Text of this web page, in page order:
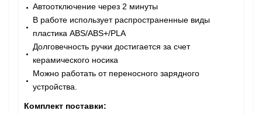
Автоотключение через 2 минуты
В работе использует распространенные виды
пластика ABS/ABS+/PLA
Долговечность ручки достигается за счет
керамического носика
Можно работать от переносного зарядного
устройства.
Комплект поставки: